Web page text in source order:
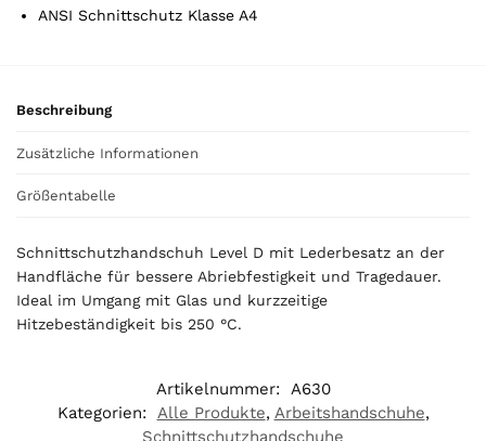
i
0
0
ANSI Schnittschutz Klasse A4
Beschreibung
Zusätzliche Informationen
Größentabelle
Schnittschutzhandschuh Level D mit Lederbesatz an der
Handfläche für bessere Abriebfestigkeit und Tragedauer.
Ideal im Umgang mit Glas und kurzzeitige
Hitzebeständigkeit bis 250 °C.
Artikelnummer: A630
Kategorien: Alle Produkte, Arbeitshandschuhe,
Schnittschutzhandschuhe